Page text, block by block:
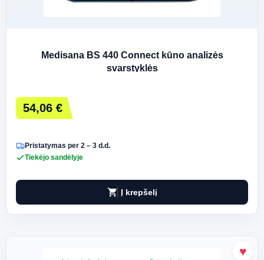
Medisana BS 440 Connect kūno analizės
svarstyklės
54,06 €
Pristatymas per 2 – 3 d.d.
Tiekėjo sandėlyje
shopping_cart Į krepšelį